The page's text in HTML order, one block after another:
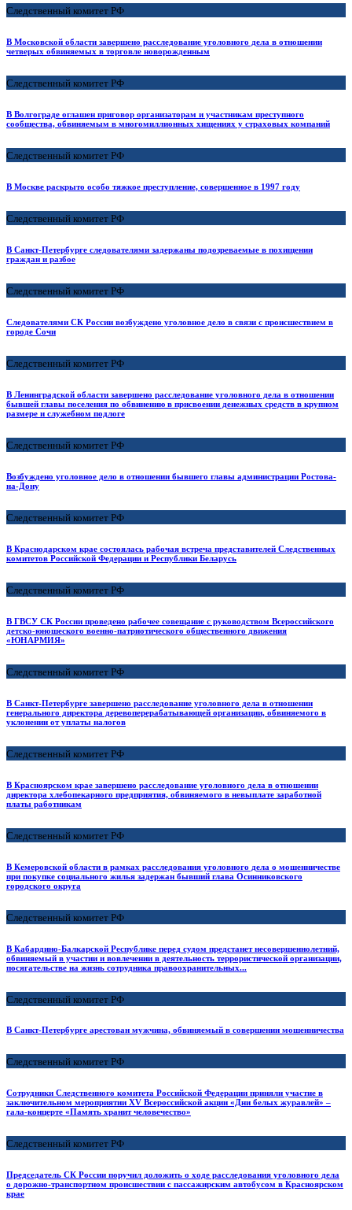
Следственный комитет РФ
В Московской области завершено расследование уголовного дела в отношении
четверых обвиняемых в торговле новорожденным
Следственный комитет РФ
В Волгограде оглашен приговор организаторам и участникам преступного
сообщества, обвиняемым в многомиллионных хищениях у страховых компаний
Следственный комитет РФ
В Москве раскрыто особо тяжкое преступление, совершенное в 1997 году
Следственный комитет РФ
В Санкт-Петербурге следователями задержаны подозреваемые в похищении
граждан и разбое
Следственный комитет РФ
Следователями СК России возбуждено уголовное дело в связи с происшествием в
городе Сочи
Следственный комитет РФ
В Ленинградской области завершено расследование уголовного дела в отношении
бывшей главы поселения по обвинению в присвоении денежных средств в крупном
размере и служебном подлоге
Следственный комитет РФ
Возбуждено уголовное дело в отношении бывшего главы администрации Ростова-
на-Дону
Следственный комитет РФ
В Краснодарском крае состоялась рабочая встреча представителей Следственных
комитетов Российской Федерации и Республики Беларусь
Следственный комитет РФ
В ГВСУ СК России проведено рабочее совещание с руководством Всероссийского
детско-юношеского военно-патриотического общественного движения
«ЮНАРМИЯ»
Следственный комитет РФ
В Санкт-Петербурге завершено расследование уголовного дела в отношении
генерального директора деревоперерабатывающей организации, обвиняемого в
уклонении от уплаты налогов
Следственный комитет РФ
В Красноярском крае завершено расследование уголовного дела в отношении
директора хлебопекарного предприятия, обвиняемого в невыплате заработной
платы работникам
Следственный комитет РФ
В Кемеровской области в рамках расследования уголовного дела о мошенничестве
при покупке социального жилья задержан бывший глава Осинниковского
городского округа
Следственный комитет РФ
В Кабардино-Балкарской Республике перед судом предстанет несовершеннолетний,
обвиняемый в участии и вовлечении в деятельность террористической организации,
посягательстве на жизнь сотрудника правоохранительных...
Следственный комитет РФ
В Санкт-Петербурге арестован мужчина, обвиняемый в совершении мошенничества
Следственный комитет РФ
Сотрудники Следственного комитета Российской Федерации приняли участие в
заключительном мероприятии XV Всероссийской акции «Дни белых журавлей» –
гала-концерте «Память хранит человечество»
Следственный комитет РФ
Председатель СК России поручил доложить о ходе расследования уголовного дела
о дорожно-транспортном происшествии с пассажирским автобусом в Красноярском
крае